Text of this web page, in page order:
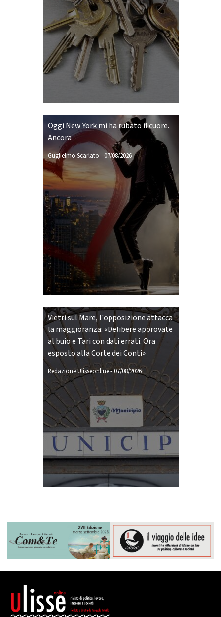
Oggi New York mi ha rubato il cuore.
Ancora
Guglielmo Scarlato -07/08/2026
Vietri sul Mare, l'opposizione attacca
la maggioranza: «Delibere approvate
al buio e Tari con dati errati. Ora
esposto alla Corte dei Conti»
Redazione Ulisseonline-07/08/2026